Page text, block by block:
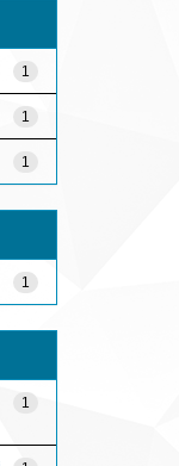
1
1
1
1
1